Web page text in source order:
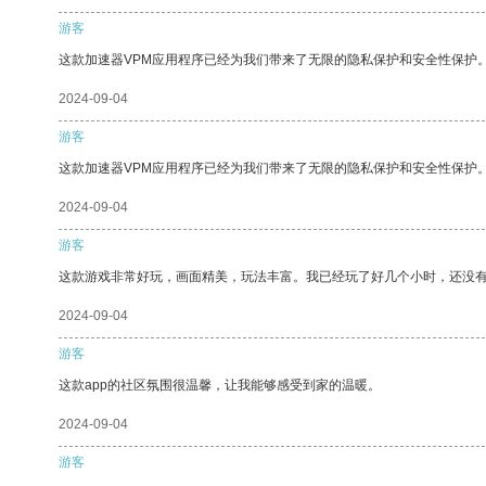
游客
这款加速器VPM应用程序已经为我们带来了无限的隐私保护和安全性保护。
2024-09-04
游客
这款加速器VPM应用程序已经为我们带来了无限的隐私保护和安全性保护。
2024-09-04
游客
这款游戏非常好玩，画面精美，玩法丰富。我已经玩了好几个小时，还没有
2024-09-04
游客
这款app的社区氛围很温馨，让我能够感受到家的温暖。
2024-09-04
游客